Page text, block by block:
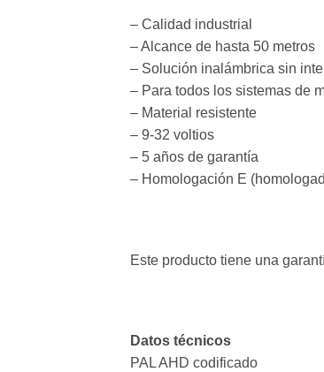
– Calidad industrial
– Alcance de hasta 50 metros
– Solución inalámbrica sin
– Para todos los sistemas de
– Material resistente
– 9-32 voltios
– 5 años de garantía
– Homologación E
Este producto tiene una
Datos técnicos
PAL AHD codificado